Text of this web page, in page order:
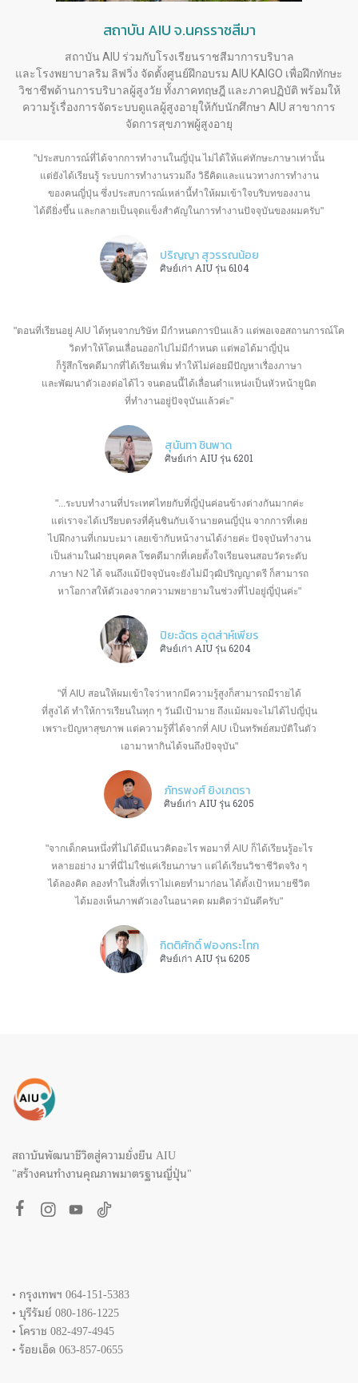
สถาบัน AIU จ.นครราชสีมา
สถาบัน AIU ร่วมกับโรงเรียนราชสีมาการบริบาล
และโรงพยาบาลริม ลิฟวิ่ง จัดตั้งศูนย์ฝึกอบรม AIU KAIGO เพื่อฝึกทักษะ
วิชาชีพด้านการบริบาลผู้สูงวัย ทั้งภาคทฤษฎี และภาคปฏิบัติ พร้อมให้
ความรู้เรื่องการจัดระบบดูแลผู้สูงอายุให้กับนักศึกษา AIU สาขาการ
จัดการสุขภาพผู้สูงอายุ
"ประสบการณ์ที่ได้จากการทำงานในญี่ปุ่น ไม่ได้ให้แค่ทักษะภาษาเท่านั้น
แต่ยังได้เรียนรู้ ระบบการทำงานรวมถึง วิธีคิดและแนวทางการทำงาน
ของคนญี่ปุ่น ซึ่งประสบการณ์เหล่านี้ทำให้ผมเข้าใจบริบทของงาน
ได้ดียิ่งขึ้น และกลายเป็นจุดแข็งสำคัญในการทำงานปัจจุบันของผมครับ"
ปริญญา สุวรรณน้อย
ศิษย์เก่า AIU รุ่น 6104
"ตอนที่เรียนอยู่ AIU ได้ทุนจากบริษัท มีกำหนดการบินแล้ว แต่พอเจอสถานการณ์โค
วิดทำให้โดนเลื่อนออกไปไม่มีกำหนด แต่พอได้มาญี่ปุ่น
ก็รู้สึกโชคดีมากที่ได้เรียนเพิ่ม ทำให้ไม่ค่อยมีปัญหาเรื่องภาษา
และพัฒนาตัวเองต่อได้ไว จนตอนนี้ได้เลื่อนตำแหน่งเป็นหัวหน้ายูนิต
ที่ทำงานอยู่ปัจจุบันแล้วค่ะ"
สุนันทา ชินพาด
ศิษย์เก่า AIU รุ่น 6201
"...ระบบทำงานที่ประเทศไทยกับที่ญี่ปุ่นค่อนข้างต่างกันมากค่ะ
แต่เราจะได้เปรียบตรงที่คุ้นชินกับเจ้านายคนญี่ปุ่น จากการที่เคย
ไปฝึกงานที่เกมบะมา เลยเข้ากับหน้างานได้ง่ายค่ะ ปัจจุบันทำงาน
เป็นล่ามในฝ่ายบุคคล โชคดีมากที่เคยตั้งใจเรียนจนสอบวัดระดับ
ภาษา N2 ได้ จนถึงแม้ปัจจุบันจะยังไม่มีวุฒิปริญญาตรี ก็สามารถ
หาโอกาสให้ตัวเองจากความพยายามในช่วงที่ไปอยู่ญี่ปุ่นค่ะ"
ปิยะฉัตร อุตส่าห์เพียร
ศิษย์เก่า AIU รุ่น 6204
"ที่ AIU สอนให้ผมเข้าใจว่าหากมีความรู้สูงก็สามารถมีรายได้
ที่สูงได้ ทำให้การเรียนในทุก ๆ วันมีเป้ามาย ถึงแม้ผมจะไม่ได้ไปญี่ปุ่น
เพราะปัญหาสุขภาพ แต่ความรู้ที่ได้จากที่ AIU เป็นทรัพย์สมบัติในตัว
เอามาหากินได้จนถึงปัจจุบัน"
ภัทรพงศ์ ยิงเภตรา
ศิษย์เก่า AIU รุ่น 6205
"จากเด็กคนหนึ่งที่ไม่ได้มีแนวคิดอะไร พอมาที่ AIU ก็ได้เรียนรู้อะไร
หลายอย่าง มาที่นี่ไม่ใช่แค่เรียนภาษา แต่ได้เรียนวิชาชีวิตจริง ๆ
ได้ลองคิด ลองทำในสิ่งที่เราไม่เคยทำมาก่อน ได้ตั้งเป้าหมายชีวิต
ได้มองเห็นภาพตัวเองในอนาคต ผมคิดว่ามันดีครับ"
กิตติศักดิ์ ฟองกระโทก
ศิษย์เก่า AIU รุ่น 6205
สถาบันพัฒนาชีวิตสู่ความยั่งยืน AIU
"สร้างคนทำงานคุณภาพมาตรฐานญี่ปุ่น"
• กรุงเทพฯ 064-151-5383
• บุรีรัมย์ 080-186-1225
• โคราช 082-497-4945
• ร้อยเอ็ด 063-857-0655